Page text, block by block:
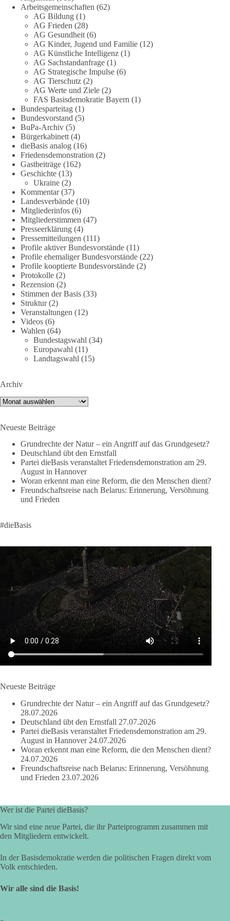
Eine demokratische Gesellschaft lebt nicht davon, unbequeme
Fragen zu vermeiden. Sie lebt davon, Fragen offen zu stellen
und transparent zu beantworten.
dieBasis fordert deshalb weiterhin eine unabhängige,
vollständige und transparente Aufarbeitung der Corona-Politik.
Ohne Denkverbote, ohne Vorverurteilungen und ohne Tabus.
Quellen:https://apnews.com/article/fauci-diaries-covid-origins-
rand-paul-6b25da9f75a0becbaf2886ab22643e67
https://www.tichyseinblick.de/kolumnen/aus-aller-welt/usa-
tagebuch-fauci-corona-impfung/
#dieBasis #Corona #Aufarbeitung
#Vertrauen
239 36 60
DieBasis
1 Tag zuvor
🕊 Wir wollen den Krieg mit Russland nicht!
Am 20. Juni 2026 fand in Berlin am Brandenburger Tor die
Demonstration mit dem Motto „Russland ist nicht unser
Feind“ statt.
Hier ein Auszug aus der Rede von der
Bundestagsabgeordneten Sevim Dağdelen (BSW).
„Wir müssen Nein sagen zu diesem stinkenden
👉 Hier geht es zum vollständigen Video:
https://www.youtube.com/live/a9hOswSNg4I?
🟩🟩🟦🟦🟥🟥🟧🟧
❤️ Wir freuen uns über deine Unterstützung:
https://diebasis.de/spenden/
#dieBasis #frieden #russandistnichtunserFeind #friedenspartei
377
2 Tage(n) zuvor
Wusstest du, dass ein guter Antrag nicht besser oder schlechter
wird, nur weil er von einer bestimmten Partei kommt?
Sachsen-Anhalt braucht Lösungen für Schule, Pflege,
Wirtschaft, Infrastruktur und die Kommunen. Diese Probleme
werden nicht kleiner, wenn im Landtag zuerst auf Parteifarbe
und erst danach auf den Inhalt geschaut wird.
dieBasis Sachsen-Anhalt steht für Kooperation in Sachfragen.
Jeder Antrag soll danach bewertet werden, ob er dem Land
und den Menschen wirklich nützt.
Zustimmung, wenn ein Vorschlag sinnvoll ist. Ablehnung,
wenn er Sachsen-Anhalt nicht weiterbringt.
💬 Was ist dir wichtiger: der Absender eines Antrags oder das
Ergebnis für Sachsen-Anhalt?
👉 Folgen:
https://www.facebook.com/groups/diebasissachsenanhalt/
24 6 2 Auf Facebook ansehen
2 Tage(n) zuvor
Arbeitsgemeinschaften (62)
AG Bildung (1)
AG Frieden (28)
AG Gesundheit (6)
AG Kinder, Jugend und Familie (12)
AG Künstliche Intelligenz (1)
AG Sachstandanfrage (1)
AG Strategische Impulse (6)
AG Tierschutz (2)
AG Werte und Ziele (2)
FAS Basisdemokratie Bayern (1)
Bundesparteitag (1)
Bundesvorstand (5)
BuPa-Archiv (5)
Bürgerkabinett (4)
dieBasis analog (16)
Friedensdemonstration (2)
Gastbeiträge (162)
Geschichte (13)
Ukraine (2)
Kommentar(37)
Landesverbände (10)
Mitgliederinfos (6)
Mitgliederstimmen (47)
Presseerklärung (4)
Pressemitteilungen (111)
Profile aktiver Bundesvorstände (11)
Profile ehemaliger Bundesvorstände (22)
Profile kooptierte Bundesvorstände (2)
Protokolle (2)
Rezension (2)
Stimmen der Basis (33)
Struktur(2)
Veranstaltungen (12)
Videos (6)
Wahlen (64)
Bundestagswahl (34)
Europawahl (11)
Landtagswahl (15)
Archiv
Archiv
Neueste Beiträge
Grundrechte der Natur – ein Angriff auf das Grundgesetz?
Deutschland übt den Ernstfall
Partei dieBasis veranstaltet Friedensdemonstration am 29.
August in Hannover
Woran erkennt man eine Reform, die den Menschen dient?
Freundschaftsreise nach Belarus: Erinnerung, Versöhnung
und Frieden
#dieBasis
Neueste Beiträge
Grundrechte der Natur – ein Angriff auf das Grundgesetz?
28.07.2026
Deutschland übt den Ernstfall 27.07.2026
Partei dieBasis veranstaltet Friedensdemonstration am 29.
August in Hannover 24.07.2026
Woran erkennt man eine Reform, die den Menschen dient?
24.07.2026
Freundschaftsreise nach Belarus: Erinnerung, Versöhnung
und Frieden 23.07.2026
Wer ist die Partei dieBasis?
Wir sind eine neue Partei, die ihr Parteiprogramm zusammen mit
den Mitgliedern entwickelt.
In der Basisdemokratie werden die politischen Fragen direkt vom
Volk entschieden.
Wir alle sind die Basis!